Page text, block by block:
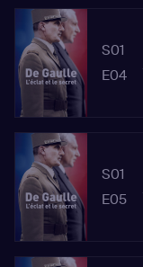
S01
E04
S01
E05